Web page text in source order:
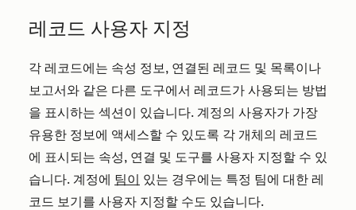
레코드 사용자 지정
각 레코드에는 속성 정보, 연결된 레코드 및 목록이나
보고서와 같은 다른 도구에서 레코드가 사용되는 방법
을 표시하는 섹션이 있습니다. 계정의 사용자가 가장
유용한 정보에 액세스할 수 있도록 각 개체의 레코드
에 표시되는 속성, 연결 및 도구를 사용자 지정할 수 있
습니다. 계정에 팀이 있는 경우에는 특정 팀에 대한 레
코드 보기를 사용자 지정할 수도 있습니다.